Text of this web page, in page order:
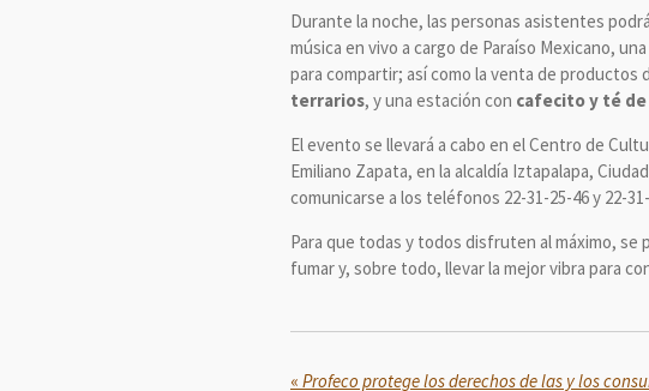
Durante la noche, las personas asistentes
música en vivo a cargo de Paraíso Mexicano,
para compartir; así como la venta de productos
terrarios, y una estación con cafecito y té
El evento se llevará a cabo en el Centro de
Emiliano Zapata, en la alcaldía Iztapalapa,
comunicarse a los teléfonos 22-31-25-46 y 22-
Para que todas y todos disfruten al máximo,
fumar y, sobre todo, llevar la mejor vibra para
«